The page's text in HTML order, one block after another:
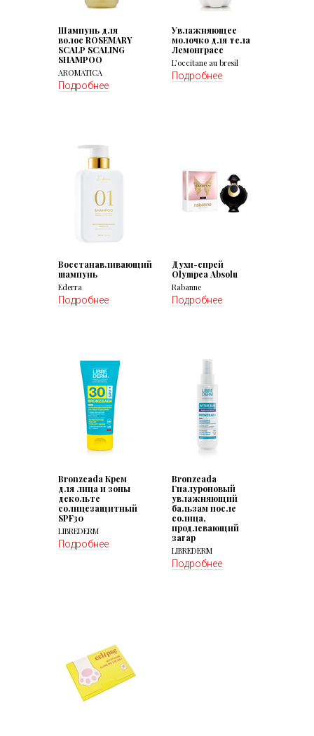
Шампунь для
волос ROSEMARY
SCALP SCALING
SHAMPOO
AROMATICA
Подробнее
Увлажняющее
молочко для тела
Лемонграсс
L’occitane au bresil
Подробнее
Восстанавливающий
шампунь
Ederra
Подробнее
Духи-спрей
Olympea Absolu
Rabanne
Подробнее
Bronzeada Крем
для лица и зоны
декольте
солнцезащитный
SPF30
LIBREDERM
Подробнее
Bronzeada
Гиалуроновый
увлажняющий
бальзам после
солнца,
продлевающий
загар
LIBREDERM
Подробнее